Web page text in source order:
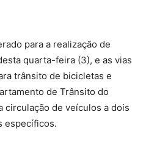
para a realização de
quarta-feira (3), e as vias
trânsito de bicicletas e
de Trânsito do
circulação de veículos a dois
específicos.